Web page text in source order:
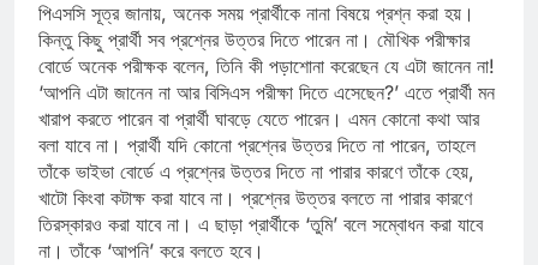
পিএসসি সূত্র জানায়, অনেক সময় প্রার্থীকে নানা বিষয়ে প্রশ্ন করা হয়।
কিন্তু কিছু প্রার্থী সব প্রশ্নের উত্তর দিতে পারেন না। মৌখিক পরীক্ষার
বোর্ডে অনেক পরীক্ষক বলেন, তিনি কী পড়াশোনা করেছেন যে এটা জানেন না!
‘আপনি এটা জানেন না আর বিসিএস পরীক্ষা দিতে এসেছেন?’ এতে প্রার্থী মন
খারাপ করতে পারেন বা প্রার্থী ঘাবড়ে যেতে পারেন। এমন কোনো কথা আর
বলা যাবে না। প্রার্থী যদি কোনো প্রশ্নের উত্তর দিতে না পারেন, তাহলে
তাঁকে ভাইভা বোর্ডে এ প্রশ্নের উত্তর দিতে না পারার কারণে তাঁকে হেয়,
খাটো কিংবা কটাক্ষ করা যাবে না। প্রশ্নের উত্তর বলতে না পারার কারণে
তিরস্কারও করা যাবে না। এ ছাড়া প্রার্থীকে ‘তুমি’ বলে সম্বোধন করা যাবে
না। তাঁকে ‘আপনি’ করে বলতে হবে।